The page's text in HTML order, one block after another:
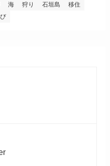
海 狩り 石垣島
移住